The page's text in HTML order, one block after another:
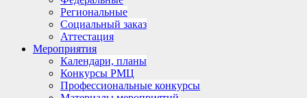
Региональные
Социальный заказ
Аттестация
Мероприятия
Календари, планы
Конкурсы РМЦ
Профессиональные конкурсы